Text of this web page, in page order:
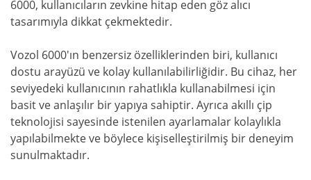
6000, kullanıcıların zevkine hitap eden göz alıcı
tasarımıyla dikkat çekmektedir.
Vozol 6000'ın benzersiz özelliklerinden biri, kullanıcı
dostu arayüzü ve kolay kullanılabilirliğidir. Bu cihaz, her
seviyedeki kullanıcının rahatlıkla kullanabilmesi için
basit ve anlaşılır bir yapıya sahiptir. Ayrıca akıllı çip
teknolojisi sayesinde istenilen ayarlamalar kolaylıkla
yapılabilmekte ve böylece kişiselleştirilmiş bir deneyim
sunulmaktadır.